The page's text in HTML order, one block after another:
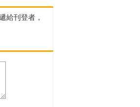
給刊登者，